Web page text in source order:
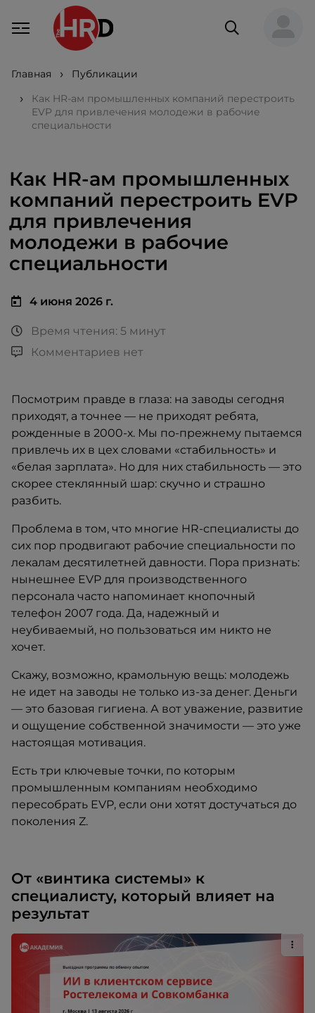
Главная
Публикации
Как HR-ам промышленных компаний перестроить
EVP для привлечения молодежи в рабочие
специальности
Как HR-ам промышленных
компаний перестроить EVP
для привлечения
молодежи в рабочие
специальности
4 июня 2026 г.
Время чтения: 5 минут
Комментариев нет
Посмотрим правде в глаза: на заводы сегодня
приходят, а точнее — не приходят ребята,
рожденные в 2000-х. Мы по-прежнему пытаемся
привлечь их в цех словами «стабильность» и
«белая зарплата». Но для них стабильность — это
скорее стеклянный шар: скучно и страшно
разбить.
Проблема в том, что многие HR-специалисты до
сих пор продвигают рабочие специальности по
лекалам десятилетней давности. Пора признать:
нынешнее EVP для производственного
персонала часто напоминает кнопочный
телефон 2007 года. Да, надежный и
неубиваемый, но пользоваться им никто не
хочет.
Скажу, возможно, крамольную вещь: молодежь
не идет на заводы не только из-за денег. Деньги
— это базовая гигиена. А вот уважение, развитие
и ощущение собственной значимости — это уже
настоящая мотивация.
Есть три ключевые точки, по которым
промышленным компаниям необходимо
пересобрать EVP, если они хотят достучаться до
поколения Z.
От «винтика системы» к
специалисту, который влияет на
результат